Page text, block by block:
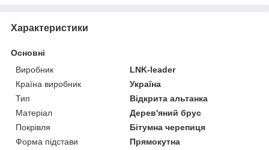
Характеристики
Основні
Виробник
LNK-leader
Країна виробник
Україна
Тип
Відкрита альтанка
Матеріал
Дерев'яний брус
Покрівля
Бітумна черепиця
Форма підстави
Прямокутна